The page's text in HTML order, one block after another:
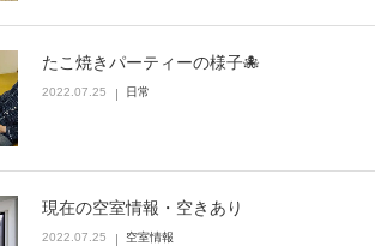
たこ焼きパーティーの様子🐙
2022.07.25 日常
現在の空室情報・空きあり
2022.07.25 空室情報